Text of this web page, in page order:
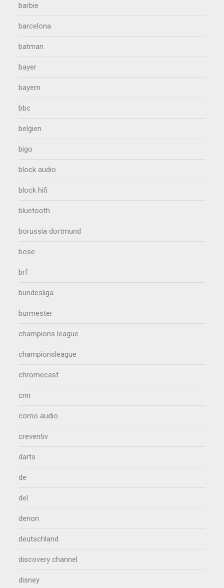
barbie
barcelona
batman
bayer
bayern
bbc
belgien
bigo
block audio
block hifi
bluetooth
borussia dortmund
bose
brf
bundesliga
burmester
champions league
championsleague
chromecast
cnn
como audio
creventiv
darts
de
del
denon
deutschland
discovery channel
disney